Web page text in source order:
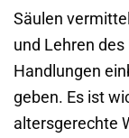
Säulen
und Lehren
Handlungen
geben. Es ist
altersgerechte